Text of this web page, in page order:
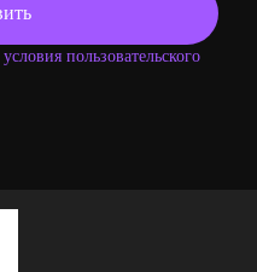
условия пользовательского